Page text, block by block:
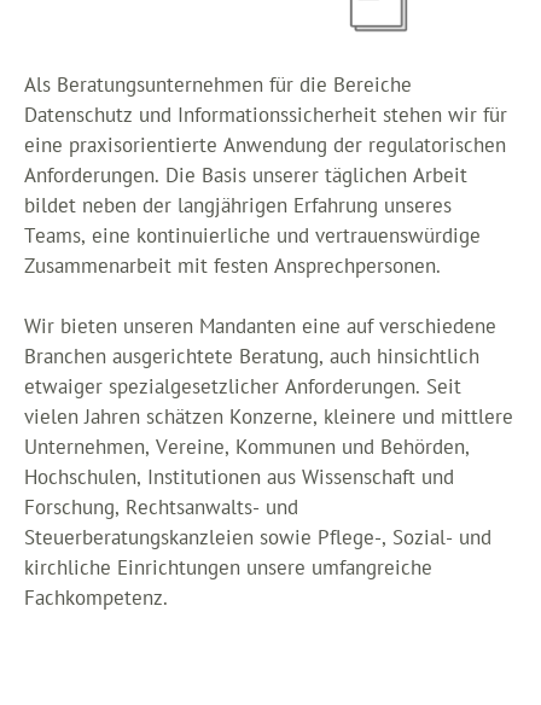
Als Beratungsunternehmen für die Bereiche
Datenschutz und Informationssicherheit stehen wir für
eine praxisorientierte Anwendung der regulatorischen
Anforderungen. Die Basis unserer täglichen Arbeit
bildet neben der langjährigen Erfahrung unseres
Teams, eine kontinuierliche und vertrauenswürdige
Zusammenarbeit mit festen Ansprechpersonen.
Wir bieten unseren Mandanten eine auf verschiedene
Branchen ausgerichtete Beratung, auch hinsichtlich
etwaiger spezialgesetzlicher Anforderungen. Seit
vielen Jahren schätzen Konzerne, kleinere und mittlere
Unternehmen, Vereine, Kommunen und Behörden,
Hochschulen, Institutionen aus Wissenschaft und
Forschung, Rechtsanwalts- und
Steuerberatungskanzleien sowie Pflege-, Sozial- und
kirchliche Einrichtungen unsere umfangreiche
Fachkompetenz.